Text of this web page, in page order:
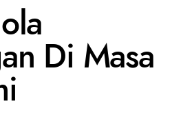
Di Masa